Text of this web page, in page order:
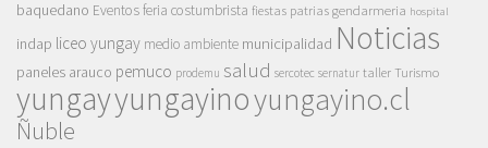
baquedano Eventosferia costumbrista fiestas patrias gendarmeria hospital
indap liceo yungay medio ambiente municipalidad Noticias
paneles arauco pemuco prodemu salud sercotec sernatur taller Turismo
yungayyungayinoyungayino.cl
Ñuble